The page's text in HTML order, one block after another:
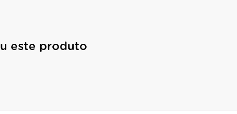
este produto